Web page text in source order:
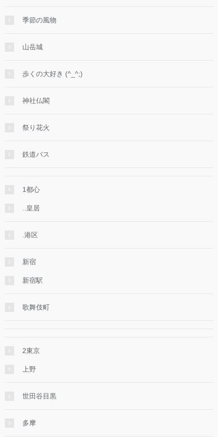
季節の風物
山岳城
歩くの大好き (^_^;)
神社仏閣
祭り花火
鉄道バス
1都心
..皇居
.港区
新宿
新宿駅
歌舞伎町
2東京
上野
世田谷目黒
多摩